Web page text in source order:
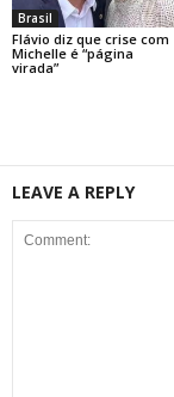
Brasil
Flávio diz que crise com
Michelle é “página
virada”
LEAVE A REPLY